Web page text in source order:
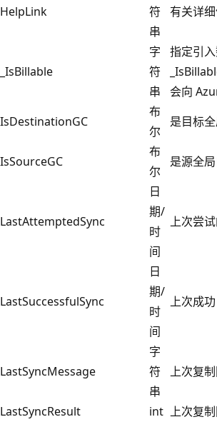
HelpLink
符
串
有关详
_IsBillable
字
符
串
指定引
会向
IsDestinationGC
布
尔
是目标
IsSourceGC
布
尔
是源全
LastAttemptedSync
日
期/
时
间
上次尝
LastSuccessfulSync
日
期/
时
间
上次成
LastSyncMessage
字
符
串
上次复
LastSyncResult int 上次复